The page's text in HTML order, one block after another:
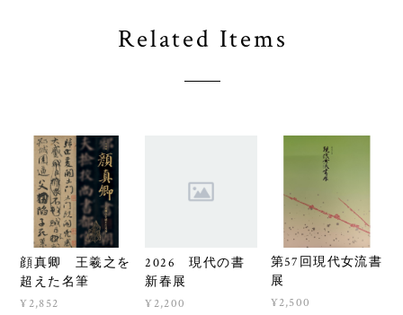
Related Items
顔真卿 王羲之を
超えた名筆
¥2,852
2026 現代の書
新春展
¥2,200
第57回現代女流書
展
¥2,500